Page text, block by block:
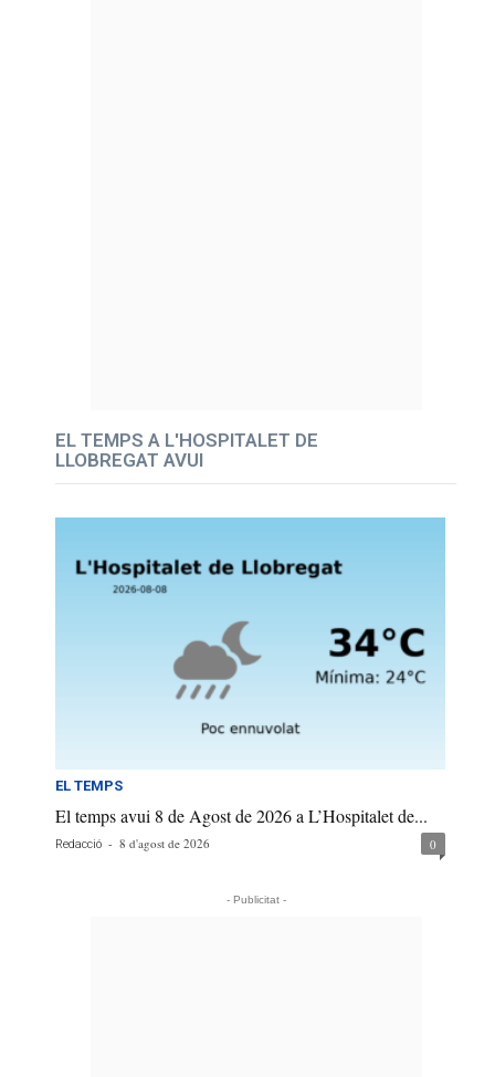
EL TEMPS A L'HOSPITALET DE
LLOBREGAT AVUI
EL TEMPS
El temps avui 8 de Agost de 2026 a L’Hospitalet de...
Redacció - 8 d'agost de 2026 0
- Publicitat -